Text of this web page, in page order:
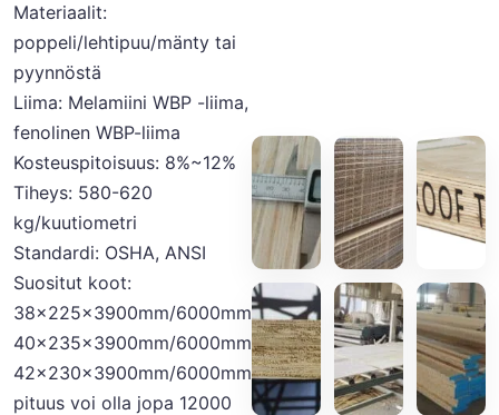
Materiaalit:
poppeli/lehtipuu/mänty tai
pyynnöstä
Liima: Melamiini WBP -liima,
fenolinen WBP-liima
Kosteuspitoisuus: 8%~12%
Tiheys: 580-620
kg/kuutiometri
Standardi: OSHA, ANSI
Suositut koot:
38x225x3900mm/6000mm
40x235x3900mm/6000mm
42x230x3900mm/6000mm
pituus voi olla jopa 12000